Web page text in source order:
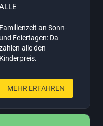
Familienzeit an Sonn-
und Feiertagen: Da
alle den
Kinderpreis.
MEHR ERFAHREN